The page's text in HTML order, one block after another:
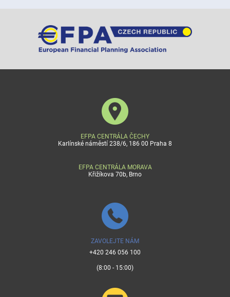
EFPA CENTRÁLA ČECHY
Karlínské náměstí 238/6, 186 00 Praha 8
EFPA CENTRÁLA MORAVA
Křižíkova 70b, Brno
ZAVOLEJTE NÁM
+420 246 056 100
(8:00 - 15:00)